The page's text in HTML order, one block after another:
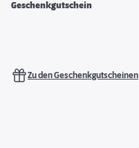
Geschenkgutschein
Zu den Geschenkgutscheinen